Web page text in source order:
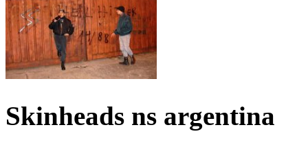
Skinheads ns argentina